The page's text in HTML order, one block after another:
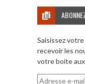
Saisissez
recevoir les
votre boite
Adresse